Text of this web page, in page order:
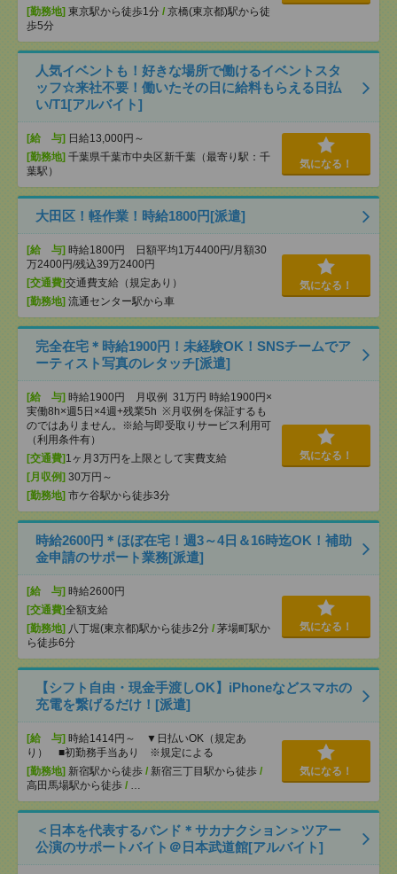
[勤務地] 東京駅から徒歩1分 / 京橋(東京都)駅から徒
歩5分
人気イベントも！好きな場所で働けるイベントスタ
ッフ☆来社不要！働いたその日に給料もらえる日払
い/T1[アルバイト]
[給 与] 日給13,000円～
[勤務地] 千葉県千葉市中央区新千葉（最寄り駅：千
葉駅）
気になる！
大田区！軽作業！時給1800円[派遣]
[給 与] 時給1800円 日額平均1万4400円/月額30
万2400円/残込39万2400円
[交通費]交通費支給（規定あり）
[勤務地] 流通センター駅から車
気になる！
完全在宅＊時給1900円！未経験OK！SNSチームでア
ーティスト写真のレタッチ[派遣]
[給 与] 時給1900円 月収例 31万円 時給1900円×
実働8h×週5日×4週+残業5h ※月収例を保証するも
のではありません。※給与即受取りサービス利用可
（利用条件有）
[交通費] 1ヶ月3万円を上限として実費支給
[月収例] 30万円～
[勤務地] 市ケ谷駅から徒歩3分
気になる！
時給2600円＊ほぼ在宅！週3～4日＆16時迄OK！補助
金申請のサポート業務[派遣]
[給 与] 時給2600円
[交通費]全額支給
[勤務地] 八丁堀(東京都)駅から徒歩2分 / 茅場町駅か
ら徒歩6分
気になる！
【シフト自由・現金手渡しOK】iPhoneなどスマホの
充電を繋げるだけ！[派遣]
[給 与] 時給1414円～ ▼日払いOK（規定あ
り） ■初勤務手当あり ※規定による
[勤務地] 新宿駅から徒歩 / 新宿三丁目駅から徒歩 /
高田馬場駅から徒歩 / …
気になる！
＜日本を代表するバンド＊サカナクション＞ツアー
公演のサポートバイト＠日本武道館[アルバイト]